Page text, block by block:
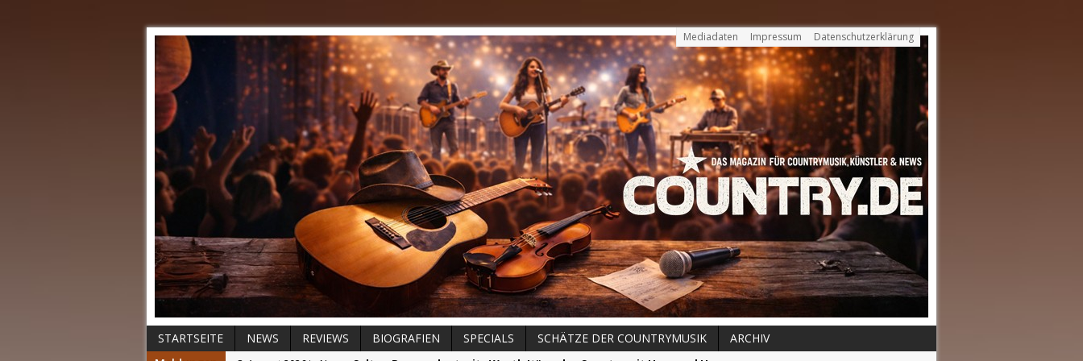
Mediadaten Impressum Datenschutzerklärung
STARTSEITE NEWS REVIEWS BIOGRAFIEN SPECIALS SCHÄTZE DER COUNTRYMUSIK
ARCHIV